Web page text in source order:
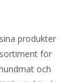
produkter
för
och